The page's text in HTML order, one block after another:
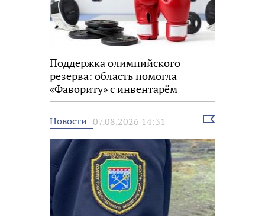
Поддержка олимпийского
резерва: область помогла
«Фавориту» с инвентарём
Новости 07.08.2026 14:31
Выбрать